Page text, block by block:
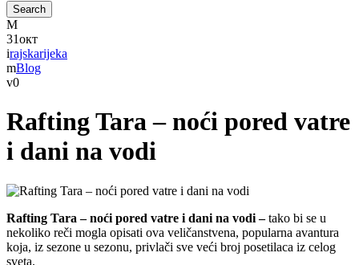
31окт
rajskarijeka
Blog
0
Rafting Tara – noći pored vatre
i dani na vodi
Rafting Tara – noći pored vatre i dani na vodi –tako bi se u
nekoliko reči mogla opisati ova veličanstvena, popularna avantura
koja, iz sezone u sezonu, privlači sve veći broj posetilaca iz celog
sveta.